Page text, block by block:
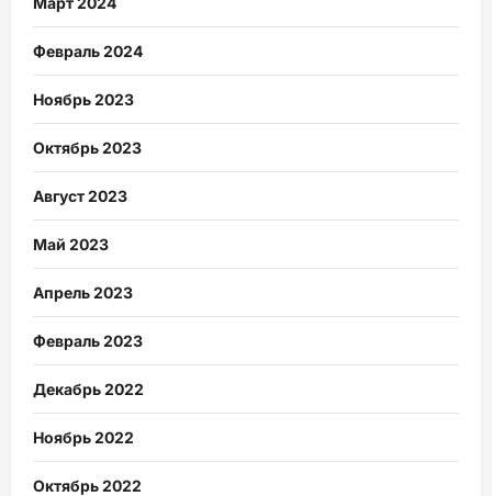
Февраль 2024
Ноябрь 2023
Октябрь 2023
Август 2023
Май 2023
Апрель 2023
Февраль 2023
Декабрь 2022
Ноябрь 2022
Октябрь 2022